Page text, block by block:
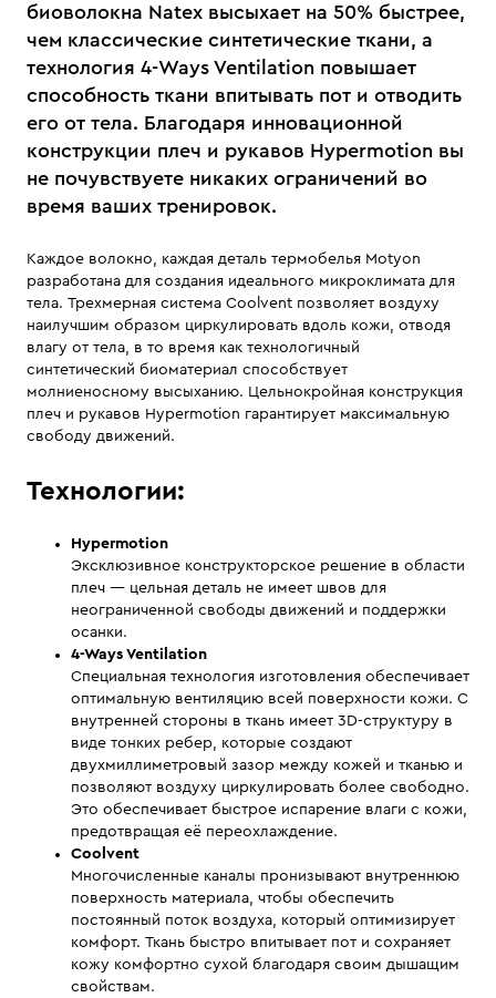
биоволокна Natex высыхает на 50% быстрее,
чем классические синтетические ткани, а
технология 4-Ways Ventilation повышает
способность ткани впитывать пот и отводить
его от тела. Благодаря инновационной
конструкции плеч и рукавов Hypermotion вы
не почувствуете никаких ограничений во
время ваших тренировок.
Каждое волокно, каждая деталь термобелья Motyon
разработана для создания идеального микроклимата для
тела. Трехмерная система Coolvent позволяет воздуху
наилучшим образом циркулировать вдоль кожи, отводя
влагу от тела, в то время как технологичный
синтетический биоматериал способствует
молниеносному высыханию. Цельнокройная конструкция
плеч и рукавов Hypermotion гарантирует максимальную
свободу движений.
Технологии:
Hypermotion
Эксклюзивное конструкторское решение в области
плеч — цельная деталь не имеет швов для
неограниченной свободы движений и поддержки
осанки.
4-Ways Ventilation
Специальная технология изготовления обеспечивает
оптимальную вентиляцию всей поверхности кожи. С
внутренней стороны в ткань имеет 3D-структуру в
виде тонких ребер, которые создают
двухмиллиметровый зазор между кожей и тканью и
позволяют воздуху циркулировать более свободно.
Это обеспечивает быстрое испарение влаги с кожи,
предотвращая её переохлаждение.
Coolvent
Многочисленные каналы пронизывают внутреннюю
поверхность материала, чтобы обеспечить
постоянный поток воздуха, который оптимизирует
комфорт. Ткань быстро впитывает пот и сохраняет
кожу комфортно сухой благодаря своим дышащим
свойствам.